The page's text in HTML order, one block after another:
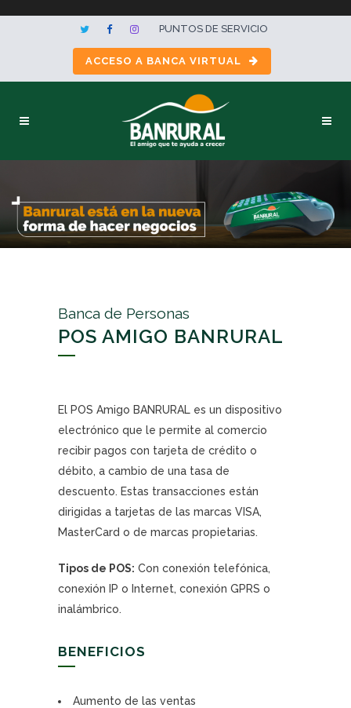
PUNTOS DE SERVICIO
ACCESO A BANCA VIRTUAL
Banca de Personas
POS AMIGO BANRURAL
El POS Amigo BANRURAL es un dispositivo
electrónico que le permite al comercio
recibir pagos con tarjeta de crédito o
débito, a cambio de una tasa de
descuento. Estas transacciones están
dirigidas a tarjetas de las marcas VISA,
MasterCard o de marcas propietarias.
Tipos de POS: Con conexión telefónica,
conexión IP o Internet, conexión GPRS o
inalámbrico.
BENEFICIOS
Aumento de las ventas